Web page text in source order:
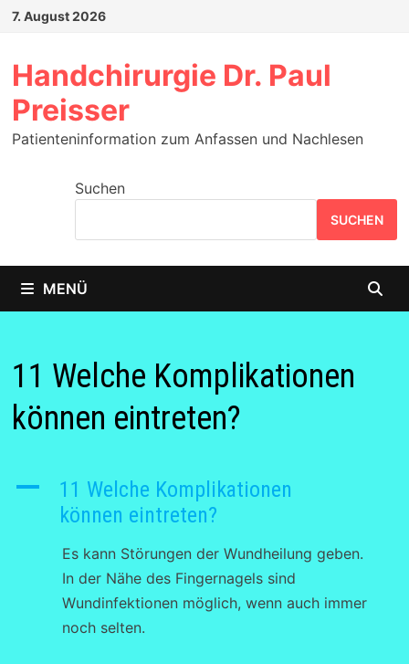
Zum
7. August 2026
Handchirurgie Dr. Paul
Preisser
Patienteninformation zum Anfassen und Nachlesen
Suchen
SUCHEN
MENÜ
11 Welche Komplikationen
können eintreten?
A
11 Welche Komplikationen
können eintreten?
Es kann Störungen der Wundheilung geben.
In der Nähe des Fingernagels sind
Wundinfektionen möglich, wenn auch immer
noch selten.